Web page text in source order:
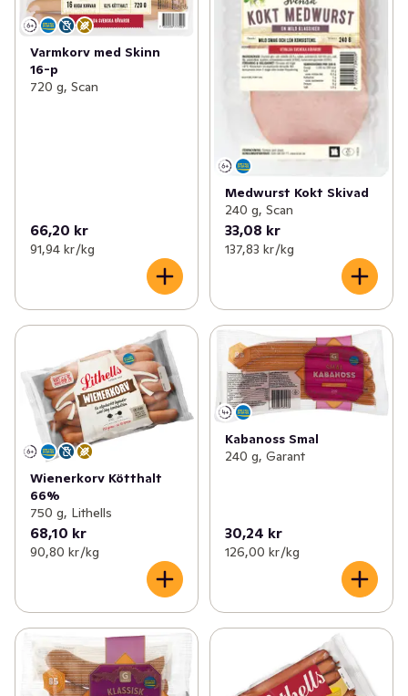
Varmkorv med Skinn
16-p
720 g, Scan
66,20 kr
91,94 kr /kg
Medwurst Kokt Skivad
240 g, Scan
33,08 kr
137,83 kr /kg
Wienerkorv Kötthalt
66%
750 g, Lithells
68,10 kr
90,80 kr /kg
Kabanoss Smal
240 g, Garant
30,24 kr
126,00 kr /kg